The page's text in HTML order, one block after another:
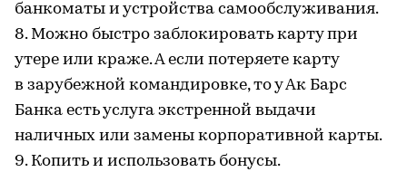
банкоматы и устройства самообслуживания.
8. Можно быстро заблокировать карту при
утере или краже. А если потеряете карту
в зарубежной командировке, то у Ак Барс
Банка есть услуга экстренной выдачи
наличных или замены корпоративной карты.
9. Копить и использовать бонусы.